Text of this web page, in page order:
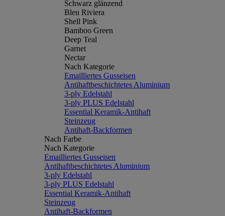
Schwarz glänzend
Bleu Riviera
Shell Pink
Bamboo Green
Deep Teal
Garnet
Nectar
Nach Kategorie
Emailliertes Gusseisen
Antihaftbeschichtetes Aluminium
3-ply Edelstahl
3-ply PLUS Edelstahl
Essential Keramik-Antihaft
Steinzeug
Antihaft-Backformen
Nach Farbe
Nach Kategorie
Emailliertes Gusseisen
Antihaftbeschichtetes Aluminium
3-ply Edelstahl
3-ply PLUS Edelstahl
Essential Keramik-Antihaft
Steinzeug
Antihaft-Backformen